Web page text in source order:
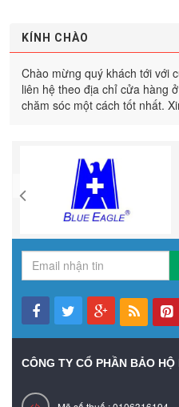
KÍNH CHÀO
Chào mừng quý khách tới với
liên hệ theo địa chỉ cửa hàng
chăm sóc một cách tốt nhất.
CÔNG TY CỔ PHẦN BẢO